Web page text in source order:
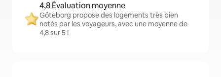
4,8 Évaluation moyenne
Göteborg propose des logements très bien
notés par les voyageurs, avec une moyenne de
4,8 sur 5 !